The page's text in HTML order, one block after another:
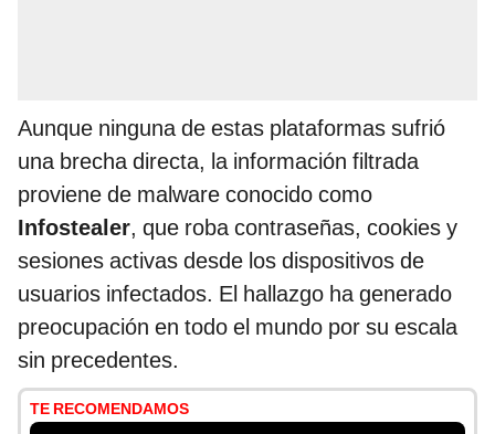
Aunque ninguna de estas plataformas sufrió
una brecha directa, la información filtrada
proviene de malware conocido como
Infostealer, que roba contraseñas, cookies y
sesiones activas desde los dispositivos de
usuarios infectados. El hallazgo ha generado
preocupación en todo el mundo por su escala
sin precedentes.
TE RECOMENDAMOS